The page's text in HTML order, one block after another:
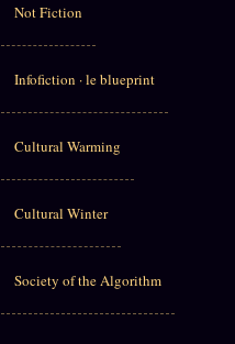
Not Fiction
Infofiction · le blueprint
Cultural Warming
Cultural Winter
Society of the Algorithm